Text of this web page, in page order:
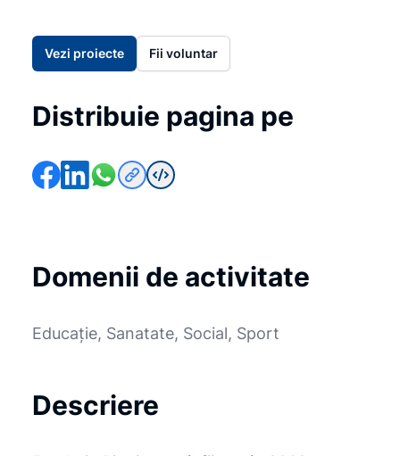
Vezi proiecte Fii voluntar
Distribuie pagina pe
Domenii de activitate
Educație, Sanatate, Social, Sport
Descriere